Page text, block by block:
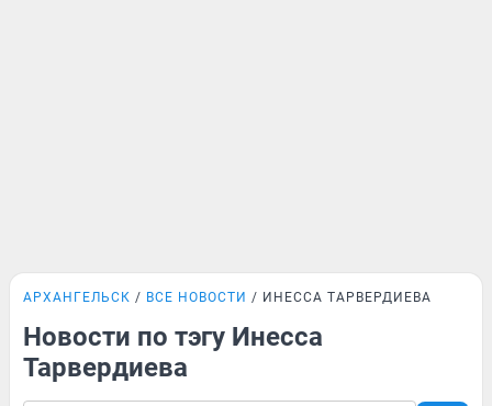
АРХАНГЕЛЬСК ВСЕ НОВОСТИ ИНЕССА ТАРВЕРДИЕВА
Новости по тэгу Инесса
Тарвердиева